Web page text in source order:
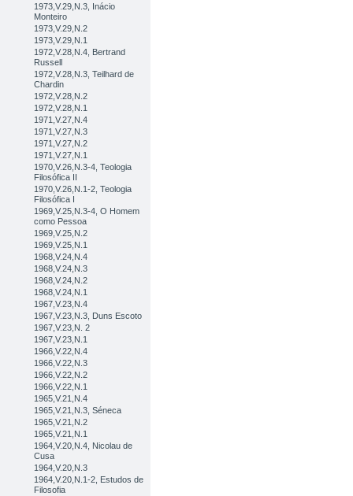
1973,V.29,N.3, Inácio
Monteiro
1973,V.29,N.2
1973,V.29,N.1
1972,V.28,N.4, Bertrand
Russell
1972,V.28,N.3, Teilhard de
Chardin
1972,V.28,N.2
1972,V.28,N.1
1971,V.27,N.4
1971,V.27,N.3
1971,V.27,N.2
1971,V.27,N.1
1970,V.26,N.3-4, Teologia
Filosófica II
1970,V.26,N.1-2, Teologia
Filosófica I
1969,V.25,N.3-4, O Homem
como Pessoa
1969,V.25,N.2
1969,V.25,N.1
1968,V.24,N.4
1968,V.24,N.3
1968,V.24,N.2
1968,V.24,N.1
1967,V.23,N.4
1967,V.23,N.3, Duns Escoto
1967,V.23,N. 2
1967,V.23,N.1
1966,V.22,N.4
1966,V.22,N.3
1966,V.22,N.2
1966,V.22,N.1
1965,V.21,N.4
1965,V.21,N.3, Séneca
1965,V.21,N.2
1965,V.21,N.1
1964,V.20,N.4, Nicolau de
Cusa
1964,V.20,N.3
1964,V.20,N.1-2, Estudos de
Filosofia